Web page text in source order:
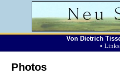
Von Dietrich
• Links
Photos